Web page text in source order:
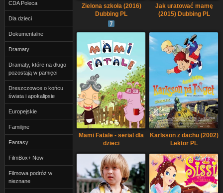
CDA Poleca
Dla dzieci
Dokumentalne
Dramaty
Dramaty, które na długo
pozostają w pamięci
Dreszczowce o końcu
świata i apokalipsie
Europejskie
Familijne
Fantasy
FilmBox+ Now
Filmowa podróż w
nieznane
Zielona szkoła (2016)
Dubbing PL
Jak uratować mamę
(2015) Dubbing PL
Mami Fatale - serial dla
dzieci
Karlsson z dachu (2002)
Lektor PL